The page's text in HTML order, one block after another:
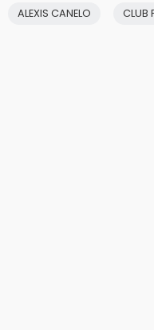
ALEXIS CANELO CLUB